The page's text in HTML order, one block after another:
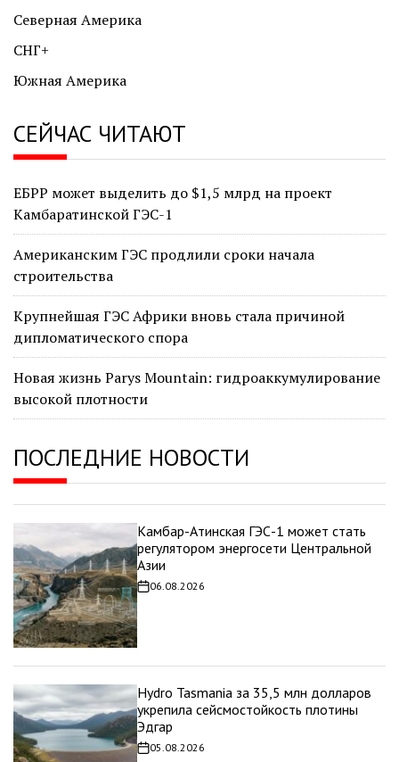
Северная Америка
СНГ+
Южная Америка
СЕЙЧАС ЧИТАЮТ
ЕБРР может выделить до $1,5 млрд на проект
Камбаратинской ГЭС-1
Американским ГЭС продлили сроки начала
строительства
Крупнейшая ГЭС Африки вновь стала причиной
дипломатического спора
Новая жизнь Parys Mountain: гидроаккумулирование
высокой плотности
ПОСЛЕДНИЕ НОВОСТИ
Камбар-Атинская ГЭС-1 может стать
регулятором энергосети Центральной
Азии
Дата
записи
06.08.2026
Hydro Tasmania за 35,5 млн долларов
укрепила сейсмостойкость плотины
Эдгар
Дата05.08.2026